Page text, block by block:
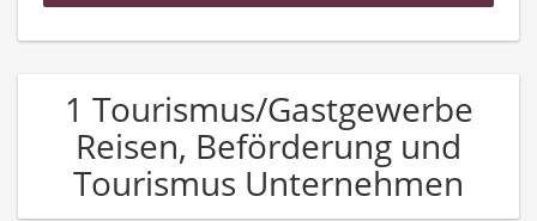
1 Tourismus/Gastgewerbe
Reisen, Beförderung und
Tourismus Unternehmen